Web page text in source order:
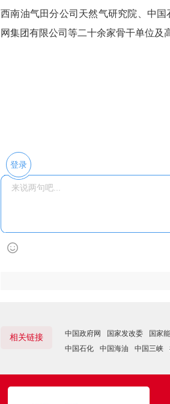
西南油气田分公司天然气研究院、中
网集团有限公司等二十余家骨干单位及
登录
相关链接 中国政府网 国家发改委 国家
中国石化
中国海油 中国三峡